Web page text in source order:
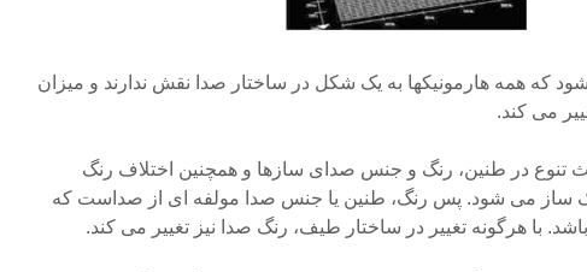
که همه هارمونیکها به یک شکل در ساختار صدا نقش ندارند و میزان
می کند.
تنوع در طنین، رنگ و جنس صدای سازها و همچنین اختلاف رنگ
ساز می شود. پس رنگ، طنین یا جنس صدا مولفه ای از صداست که
با هرگونه تغییر در ساختار طیف، رنگ صدا نیز تغییر می کند.